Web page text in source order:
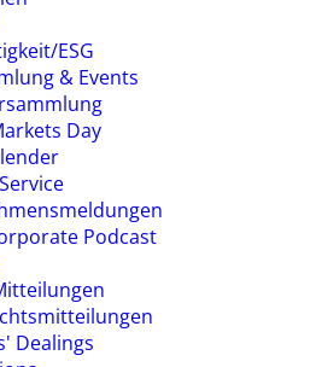
ESG
& Events
Day
Podcast
Dealings